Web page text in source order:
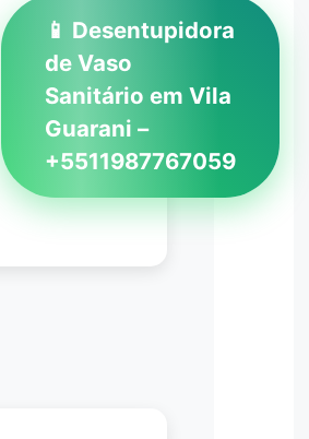
📱 Desentupidora
de Vaso
Sanitário em Vila
Guarani –
+5511987767059